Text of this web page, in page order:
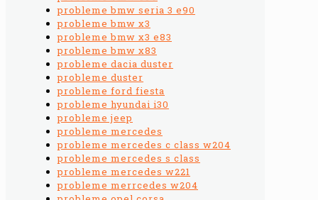
probleme bmw seria 3 e90
probleme bmw x3
probleme bmw x3 e83
probleme bmw x83
probleme dacia duster
probleme duster
probleme ford fiesta
probleme hyundai i30
probleme jeep
probleme mercedes
probleme mercedes c class w204
probleme mercedes s class
probleme mercedes w221
probleme merrcedes w204